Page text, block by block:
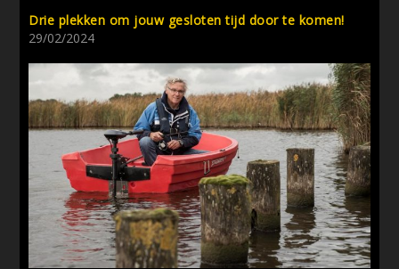
Drie plekken om jouw gesloten tijd door te komen!
29/02/2024